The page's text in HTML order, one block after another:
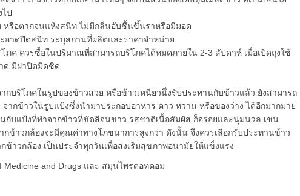
ป
ตากจนแห้งสนิท ไม่มีกลิ่นอับชื้นขึ้นราหรือมีมอด
ดปิดสนิท ระบุสถานที่ผลิตและราคาจำหน่าย
ควรซื้อในปริมาณที่สามารถบริโภคได้หมดภายใน 2-3 สัปดาห์ เมื่อเปิดถุงใช้
ด มีฝาปิดมิดชิด
โภคในรูปของข้าวสวย หรือข้าวเหนียวนึ่งรับประทานกับข้าวแล้ว ยังสามารถ
ากข้าวในรูปแป้งซึ่งนำมาประกอบอาหาร คาว หวาน หรือของว่าง ได้อีกมากมาย
กับแป้งที่ทำจากข้าวที่ขัดสีจนขาว รสชาติเนื้อสัมผัส ก็อร่อยและนุ่มนวล เช่น
กข้าวกล้องจะมีคุณค่าทางโภชนาการสูงกว่า ดังนั้น จึงควรเลือกรับประทานข้าว
าวกล้อง เป็นประจำทุกวันเพื่อส่งเริมสุขภาพอนามัยให้แข็งแรง
Medicine and Drugs และ สมุนไพรดอทคอม